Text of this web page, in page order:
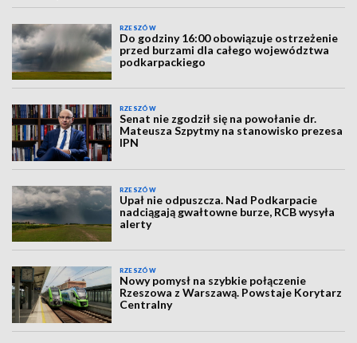
RZESZÓW
Do godziny 16:00 obowiązuje ostrzeżenie
przed burzami dla całego województwa
podkarpackiego
RZESZÓW
Senat nie zgodził się na powołanie dr.
Mateusza Szpytmy na stanowisko prezesa
IPN
RZESZÓW
Upał nie odpuszcza. Nad Podkarpacie
nadciągają gwałtowne burze, RCB wysyła
alerty
RZESZÓW
Nowy pomysł na szybkie połączenie
Rzeszowa z Warszawą. Powstaje Korytarz
Centralny